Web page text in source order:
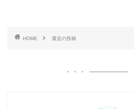
HOME 最近の投稿